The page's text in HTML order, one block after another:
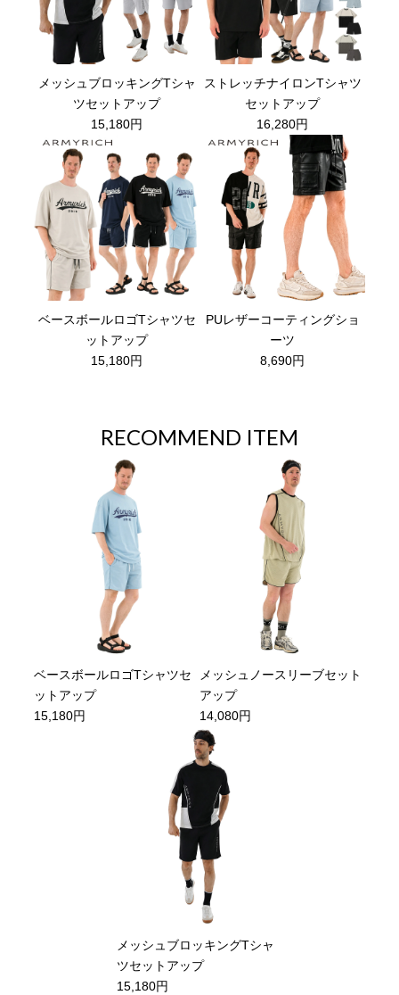
メッシュブロッキングTシャ
ツセットアップ
15,180円
ストレッチナイロンTシャツ
セットアップ
16,280円
ベースボールロゴTシャツセ
ットアップ
15,180円
PUレザーコーティングショ
ーツ
8,690円
RECOMMEND ITEM
ベースボールロゴTシャツセ
ットアップ
15,180円
メッシュノースリーブセット
アップ
14,080円
メッシュブロッキングTシャ
ツセットアップ
15,180円